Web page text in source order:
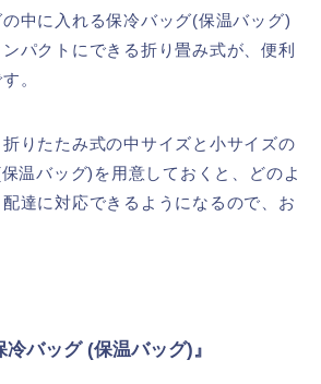
中に入れる保冷バッグ(保温バッグ)
パクトにできる折り畳み式が、便利
。
りたたみ式の中サイズと小サイズの
温バッグ)を用意しておくと、どのよ
達に対応できるようになるので、お
バッグ (保温バッグ)』